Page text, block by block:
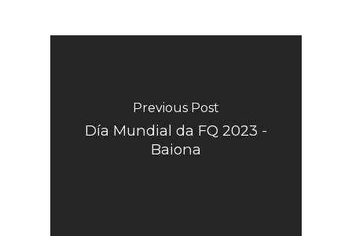
Previous Post
Día Mundial da FQ 2023 -
Baiona